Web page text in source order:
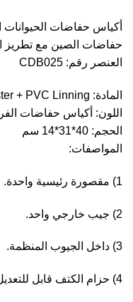
أكياس حفاضات
حفاضات الصين مع تطريز
العنصر رقم: CDB025
المادة: 600D Polyester + PVC Linning
اللون: أكياس حفاضات
الحجم: 40*31*14 سم
المواصفات:
1) مقصورة رئيسية واحدة.
2) جيب خارجي واحد.
3) داخل الجيوب المنظمة.
4) حزام الكتف قابل للتعديل.